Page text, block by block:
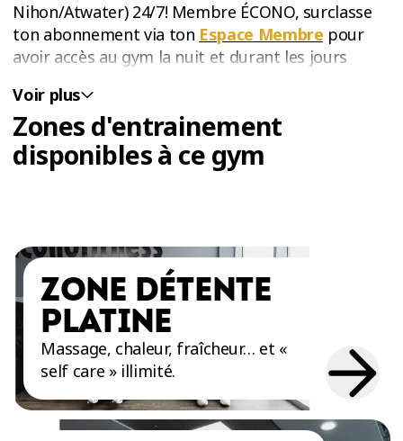
Nihon/Atwater) 24/7! Membre ÉCONO, surclasse
ton abonnement via ton Espace Membre pour
avoir accès au gym la nuit et durant les jours
Voir plus
Zones d'entrainement
disponibles à ce gym
ZONE DÉTENTE
PLATINE
Massage, chaleur, fraîcheur… et «
self care » illimité.